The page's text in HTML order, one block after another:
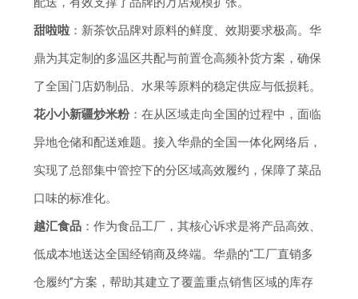
甜啦啦 ：新茶饮品牌对原料的鲜度、效期要求极高。华
鼎为其定制的多温区共配与前置仓高频补货方案，确保
了全国门店奶制品、水果等原料的稳定供应与低损耗。
花小小新疆炒米粉：在从区域走向全国的过程中，面临
异地仓储和配送难题。接入华鼎的全国一体化网络后，
实现了总部集中管控下的分区域高效履约，保障了菜品
口味的标准化。
越汇食品 ：作为食品工厂，其核心诉求是将产品高效、
低成本地送达全国经销商及终端。华鼎的“工厂直销多
仓履约”方案，帮助其建立了覆盖重点销售区域的库存